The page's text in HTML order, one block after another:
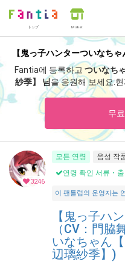
トップ Market
Fantia에 등록하고 ついなち
紗季】 님을 응원해 보세요.
いなちゃん【CV：門脇舞以
なちゃん【CV：門脇舞以・
季限定】切り絵ついなちゃ
寺様】」 등 스페셜
무
3246
모든 연령
음성 작
연령 확인 서류・
이 팬틀럽의 운영자는
【鬼っ子ハ
（CV：門
いなちゃん
辺璃紗季】)